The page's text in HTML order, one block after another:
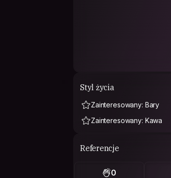
Styl życia
Zainteresowany: Bary
Zainteresowany: Kawa
Referencje
0